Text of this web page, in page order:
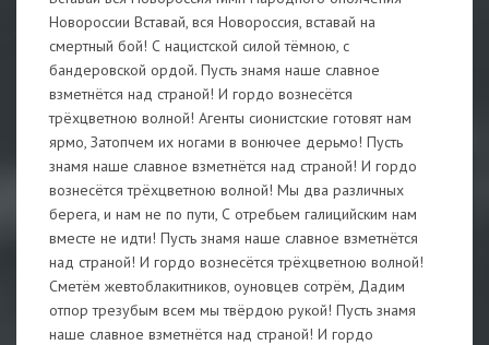
Новороссии Вставай, вся Новороссия, вставай на
смертный бой! С нацистской силой тёмною, с
бандеровской ордой. Пусть знамя наше славное
взметнётся над страной! И гордо вознесётся
трёхцветною волной! Агенты сионистские готовят нам
ярмо, Затопчем их ногами в вонючее дерьмо! Пусть
знамя наше славное взметнётся над страной! И гордо
вознесётся трёхцветною волной! Мы два различных
берега, и нам не по пути, С отребьем галицийским нам
вместе не идти! Пусть знамя наше славное взметнётся
над страной! И гордо вознесётся трёхцветною волной!
Сметём жевтоблакитников, оуновцев сотрём, Дадим
отпор трезубым всем мы твёрдою рукой! Пусть знамя
наше славное взметнётся над страной! И гордо